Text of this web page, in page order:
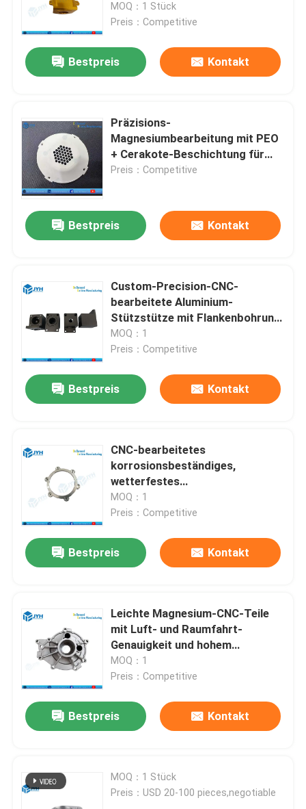
Dienstleistungen
VR-Show
Über uns
Qualitätskontrolle
Treten Sie mit uns in Verbindung
Nachrichten
benutzerdefinierten Farben für
Luft- und Raumfahrt und Robotik
MOQ：1 Stück
Preis：Competitive
Bestpreis Kontakt
Präzisions-
Magnesiumbearbeitung mit PEO
+ Cerakote-Beschichtung für
Luft- und Raumfahrt-
Preis：Competitive
Bestpreis Kontakt
Custom-Precision-CNC-
bearbeitete Aluminium-
Stützstütze mit Flankenbohrung
und Montagelöchern
MOQ：1
Preis：Competitive
Bestpreis Kontakt
CNC-bearbeitetes
korrosionsbeständiges,
wetterfestes
Flugplatzlichtgehäuse für
Luftfahrtbeleuchtung
MOQ：1
Preis：Competitive
Bestpreis Kontakt
Leichte Magnesium-CNC-Teile
mit Luft- und Raumfahrt-
Genauigkeit und hohem
Festigkeits-Gewichtsverhältnis
MOQ：1
Preis：Competitive
Bestpreis Kontakt
MOQ：1 Stück
Preis：USD 20-100 pieces,negotiable